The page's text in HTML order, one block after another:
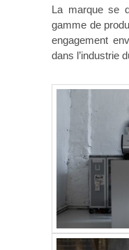
La marque se
gamme de
engagement
dans l’industrie